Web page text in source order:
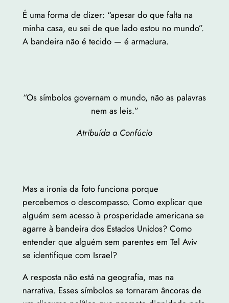
É uma forma de dizer: “apesar do que falta na
minha casa, eu sei de que lado estou no mundo”.
A bandeira não é tecido — é armadura.
“Os símbolos governam o mundo, não as palavras
nem as leis.”
Atribuída a Confúcio
Mas a ironia da foto funciona porque
percebemos o descompasso. Como explicar que
alguém sem acesso à prosperidade americana se
agarre à bandeira dos Estados Unidos? Como
entender que alguém sem parentes em Tel Aviv
se identifique com Israel?
A resposta não está na geografia, mas na
narrativa. Esses símbolos se tornaram âncoras de